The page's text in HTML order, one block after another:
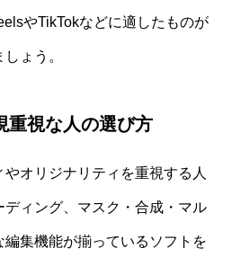
やTikTokなどに適したものが
ょう。
重視な人の選び方
オリジナリティを重視する人
ィング、マスク・合成・マル
集機能が揃っているソフトを